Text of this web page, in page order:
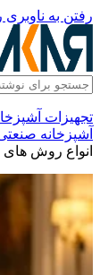
رفتن به ناوبری
تجهیزات
آشپزخانه
انواع روش